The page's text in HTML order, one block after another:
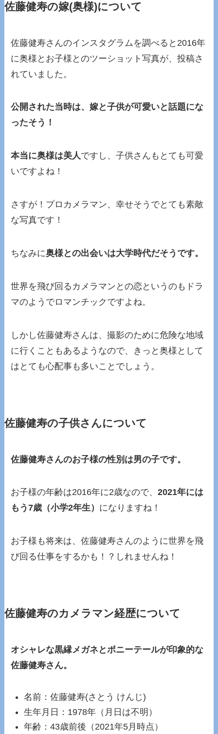
佐藤健寿の嫁(奥様)について
佐藤健寿さんのインスタグラムを調べると2016年
に奥様とお子様とのツーショット写真が、投稿さ
れていました。
公開された当時は、嫁と子供が可愛いと話題にな
ったそう！
本当に奥様は美人ですし、子供さんもとても可愛
いですよね！
さすが！プロカメラマン、幸せそうでとても素敵
な写真です！
ちなみに奥様との出会いは大学時代だそうです。
世界を飛び回るカメラマンとの恋というのもドラ
マのようでロマンチックですよね。
しかし佐藤健寿さんは、撮影のために危険な地域
に行くこともあるようなので、きっと奥様として
はとても心配事も多いことでしょう。
佐藤健寿の子供さんについて
佐藤健寿さんのお子様の性別は男の子です。
お子様の年齢は2016年に2歳なので、2021年には
もう7歳（小学2年生） になりますね！
お子様も将来は、佐藤健寿さんのように世界を飛
び回る仕事をするかも！？しれませんね！
佐藤健寿のカメラマン経歴について
オシャレな黒縁メガネとポニーテールが印象的な
佐藤健寿さん。
名前：佐藤健寿(さとう けんじ)
生年月日：1978年（月日は不明）
年齢：43歳前後（2021年5月時点）